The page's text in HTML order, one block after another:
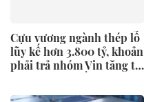
Cựu vương ngành thép lỗ
lũy kế hơn 3.800 tỷ, khoản
phải trả nhóm Vin tăng từ